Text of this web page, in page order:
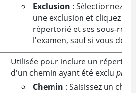
Exclusion : Sélectionnez
une exclusion et cliquez
répertorié et ses sous-
l'examen, sauf si vous
Utilisée pour inclure un
d'un chemin ayant été exclu plus
Chemin : Saisissez un